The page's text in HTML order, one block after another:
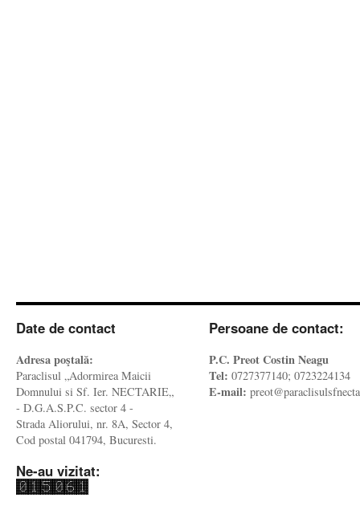
Date de contact
Adresa poştală:
Paraclisul „Adormirea Maicii
Domnului si Sf. Ier. NECTARIE„
- D.G.A.S.P.C. sector 4 -
Strada Aliorului, nr. 8A, Sector 4,
Cod postal 041794, Bucuresti.
Ne-au vizitat:
Persoane de contact:
P.C. Preot Costin Neagu
Tel: 0727377140; 0723224134
E-mail: